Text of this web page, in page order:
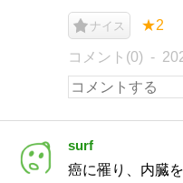
ナイス ★2
コメント(0)
surf
癌に罹り、内臓